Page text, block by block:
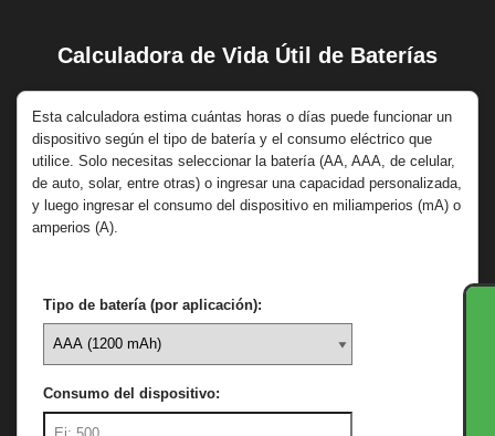
contenido
Calculadora de Vida Útil de Baterías
Esta calculadora estima cuántas horas o días puede funcionar un
dispositivo según el tipo de batería y el consumo eléctrico que
utilice. Solo necesitas seleccionar la batería (AA, AAA, de celular,
de auto, solar, entre otras) o ingresar una capacidad personalizada,
y luego ingresar el consumo del dispositivo en miliamperios (mA) o
amperios (A).
Tipo de batería (por aplicación):
Consumo del dispositivo: